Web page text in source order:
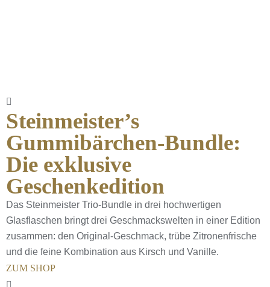
Steinmeister’s
Gummibärchen-Bundle:
Die exklusive
Geschenkedition
Das Steinmeister Trio-Bundle in drei hochwertigen
Glasflaschen bringt drei Geschmackswelten in einer Edition
zusammen: den Original-Geschmack, trübe Zitronenfrische
und die feine Kombination aus Kirsch und Vanille.
ZUM SHOP